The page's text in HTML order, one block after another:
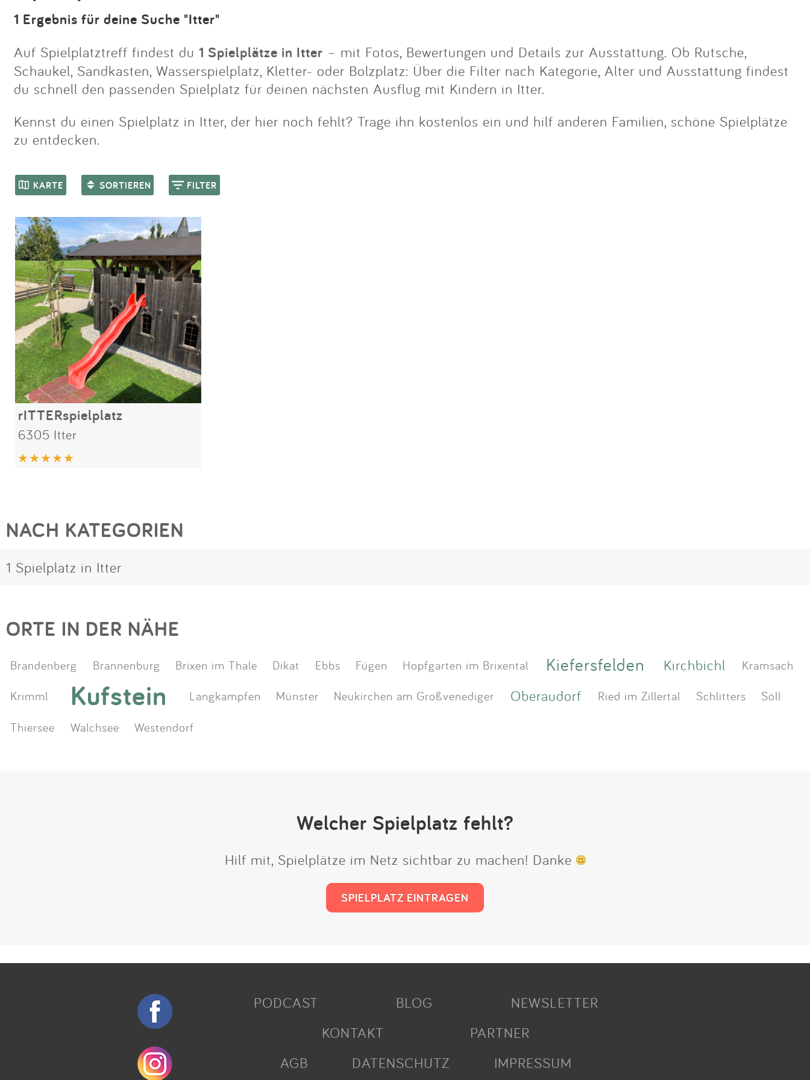
Anmelden
1 Ergebnis für deine Suche "Itter"
Auf Spielplatztreff findest du 1 Spielplätze in Itter – mit Fotos, Bewertungen und Details zur Ausstattung. Ob Rutsche,
Schaukel, Sandkasten, Wasserspielplatz, Kletter- oder Bolzplatz: Über die Filter nach Kategorie, Alter und Ausstattung findest
du schnell den passenden Spielplatz für deinen nächsten Ausflug mit Kindern in Itter.
Kennst du einen Spielplatz in Itter, der hier noch fehlt? Trage ihn kostenlos ein und hilf anderen Familien, schöne Spielplätze
zu entdecken.
KARTE SORTIEREN FILTER
rITTERspielplatz
6305 Itter
NACH KATEGORIEN
1 Spielplatz in Itter
ORTE IN DER NÄHE
Brandenberg Brannenburg Brixen im Thale Dikat Ebbs Fügen Hopfgarten im Brixental Kiefersfelden Kirchbichl
Kramsach
Krimml
Kufstein Langkampfen Münster Neukirchen am Großvenediger Oberaudorf Ried im Zillertal Schlitters
Söll
Thiersee
Walchsee Westendorf
Welcher Spielplatz fehlt?
Hilf mit, Spielplätze im Netz sichtbar zu machen! Danke
SPIELPLATZ EINTRAGEN
PODCAST BLOG
NEWSLETTER
KONTAKT
PARTNER
AGB
DATENSCHUTZ IMPRESSUM